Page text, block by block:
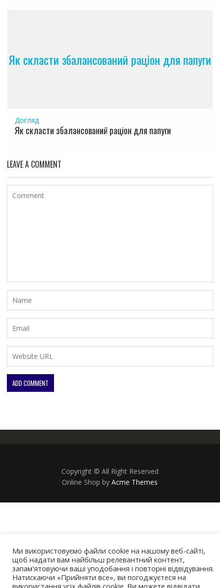
Як скласти збалансований раціон для папуги
Догляд
Як скласти збалансований раціон для папуги
LEAVE A COMMENT
Copyright © All Right Reserved
Online Shop byAcme Themes
Ми використовуємо файли cookie на нашому веб-сайті,
щоб надати вам найбільш релевантний контент,
запам'ятовуючи ваші уподобання і повторні відвідування.
Натискаючи «Прийняти все», ви погоджуєтеся на
використання усіх файлів cookie. Ви можете відвідати